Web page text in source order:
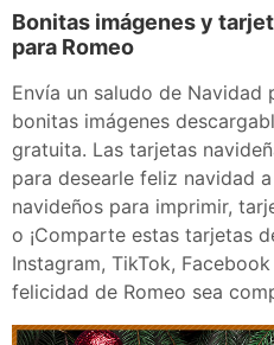
Bonitas imágenes y
para Romeo
Envía un saludo de Navidad
bonitas imágenes
gratuita. Las tarjetas
para desearle feliz navidad
navideños para imprimir,
o ¡Comparte estas tarjetas
Instagram, TikTok,
felicidad de Romeo sea